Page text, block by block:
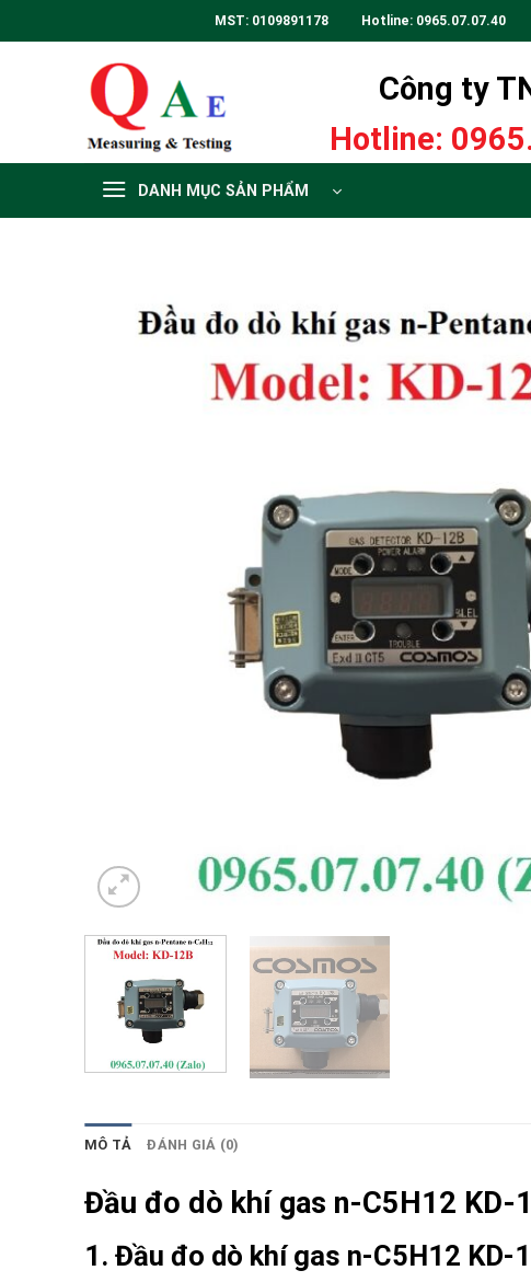
to
MST: 0109891178 Hotline: 0965.07.07.40
Công ty
Hotline:
DANH MỤC SẢN PHẨM
MÔ TẢ ĐÁNH GIÁ (0)
Đầu đo dò khí gas n-C5H12 KD-
1. Đầu đo dò khí gas n-C5H12 KD-